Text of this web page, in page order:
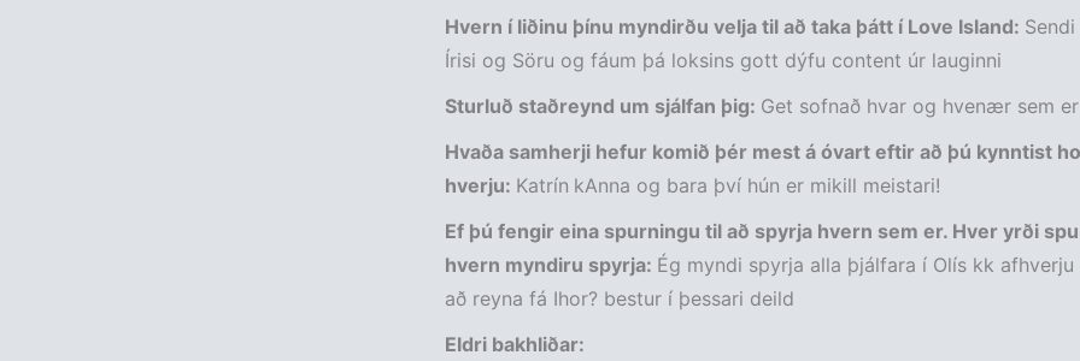
Hvern í liðinu þínu myndirðu velja til að taka þátt í Love Island:
Írisi og Söru og fáum þá loksins gott dýfu content úr lauginni
Sturluð staðreynd um sjálfan þig: Get sofnað hvar og hvenær sem er
Hvaða samherji hefur komið þér mest á óvart eftir að þú kynntist
hverju: Katrín kAnna og bara því hún er mikill meistari!
Ef þú fengir eina spurningu til að spyrja hvern sem er. Hver yrði
hvern myndiru spyrja: Ég myndi spyrja alla þjálfara í Olís kk afhverju
að reyna fá Ihor? bestur í þessari deild
Eldri bakhliðar: